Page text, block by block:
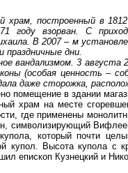
храм, построенный в
взорван. С
В 2007 – м
праздничные дни.
вандализмом. 3
(особая ценность –
даже сторожка,
помещение в здании
храм на месте
где применены
символизирующий
который почти
купол. Высота купола с
епископ Кузнецкий и